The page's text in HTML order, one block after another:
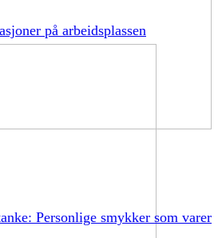
på arbeidsplassen
Personlige smykker som varer